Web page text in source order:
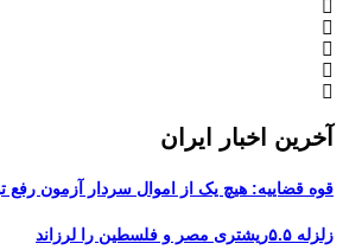
آخرین اخبار ایران
قوه قضاییه: هیچ یک از اموال سردار آزمون
زلزله ۵.۵ریشتری مصر و فلسطین را لرزاند